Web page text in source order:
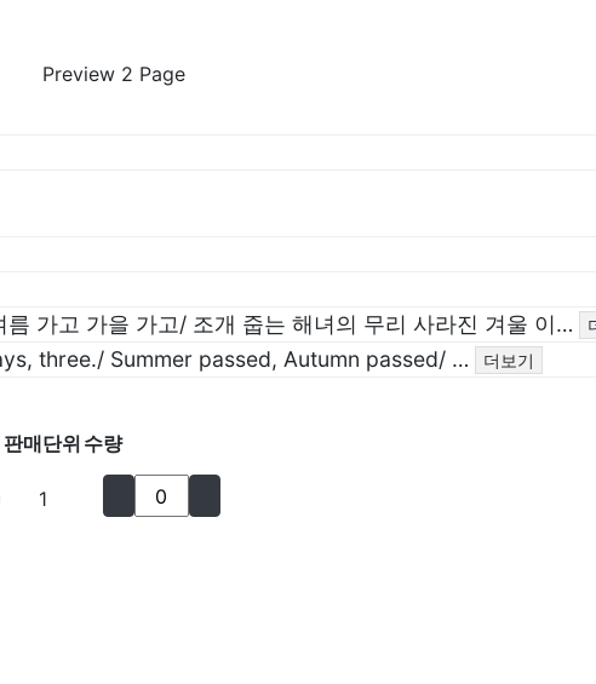
Preview 2 Page
가고 가을 가고/ 조개 줍는 해녀의 무리 사라진 겨울 이…
three./ Summer passed, Autumn passed/ … 더보기
판매단위 수량
1